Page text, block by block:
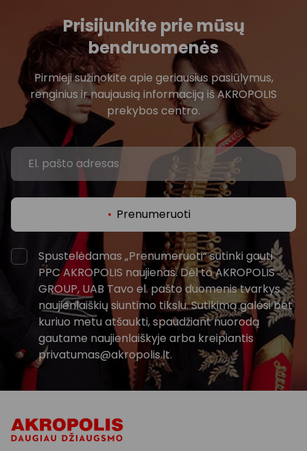
Prisijunkite prie mūsų
bendruomenės
Pirmieji sužinokite apie geriausius pasiūlymus,
renginius ir naujausią informaciją iš AKROPOLIS
prekybos centro.
Prenumeruoti
Spustelėdamas „Prenumeruoti“ sutinki gauti
PPC AKROPOLIS naujienas. Dėl to AKROPOLIS
GROUP, UAB Tavo el. pašto duomenis tvarkys
naujienlaiškių siuntimo tikslu. Sutikimą galėsi bet
kuriuo metu atšaukti, spaudžiant nuorodą
gautame naujienlaiškyje arba kreipiantis
privatumas@akropolis.lt.